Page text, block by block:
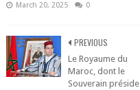
March 20, 2025 0
PREVIOUS
Le Royaume du
Maroc, dont le
Souverain préside